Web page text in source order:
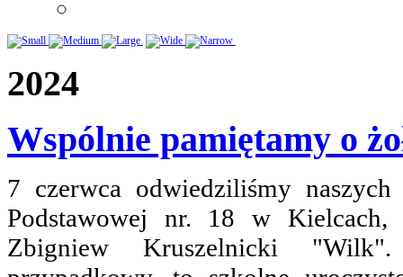
2024
Wspólnie pamiętamy o
7 czerwca odwiedziliśmy naszych
Podstawowej nr. 18 w Kielcach,
Zbigniew Kruszelnicki